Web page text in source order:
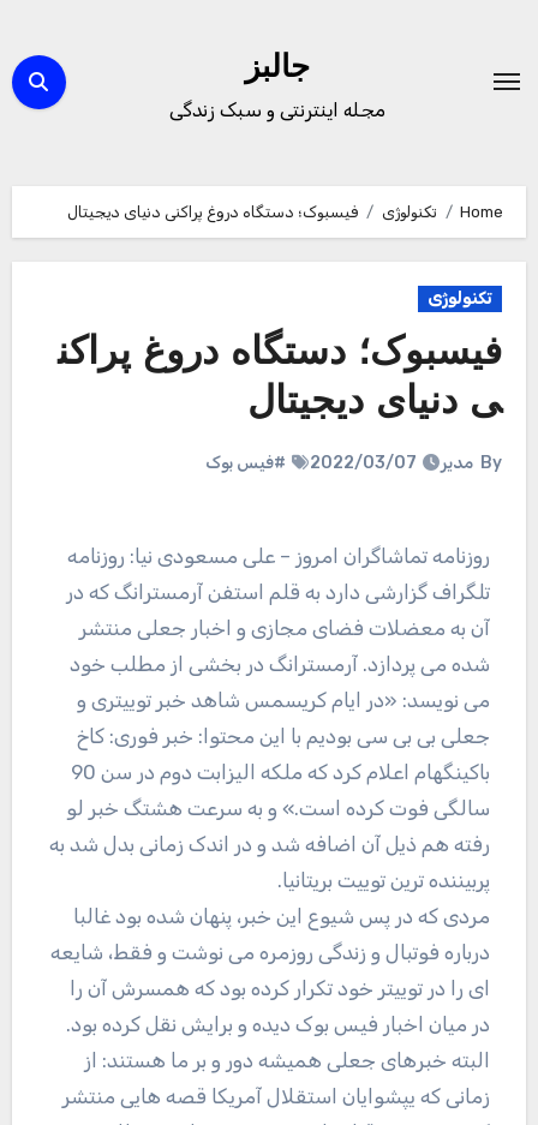
content
جالبز
مجله اینترنتی و سبک زندگی
Home تکنولوژی فیسبوک؛ دستگاه دروغ پراکنی دنیای دیجیتال
تکنولوژی
فیسبوک؛ دستگاه دروغ پراکن
ی دنیای دیجیتال
By مدیر 2022/03/07 #فیس بوک
روزنامه تماشاگران امروز – علی مسعودی نیا: روزنامه
تلگراف گزارشی دارد به قلم استفن آرمسترانگ که در
آن به معضلات فضای مجازی و اخبار جعلی منتشر
شده می پردازد. آرمسترانگ در بخشی از مطلب خود
می نویسد: «در ایام کریسمس شاهد خبر توییتری و
جعلی بی بی سی بودیم با این محتوا: خبر فوری: کاخ
باکینگهام اعلام کرد که ملکه الیزابت دوم در سن 90
سالگی فوت کرده است.» و به سرعت هشتگ خبر لو
رفته هم ذیل آن اضافه شد و در اندک زمانی بدل شد به
پربیننده ترین توییت بریتانیا.
مردی که در پس شیوع این خبر، پنهان شده بود غالبا
درباره فوتبال و زندگی روزمره می نوشت و فقط، شایعه
ای را در توییتر خود تکرار کرده بود که همسرش آن را
در میان اخبار فیس بوک دیده و برایش نقل کرده بود.
البته خبرهای جعلی همیشه دور و بر ما هستند: از
زمانی که یپشوایان استقلال آمریکا قصه هایی منتشر